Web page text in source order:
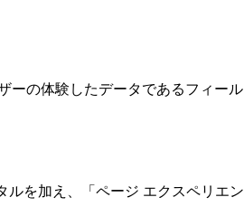
の体験したデータであるフィー
を加え、「ページ エクスペリエ